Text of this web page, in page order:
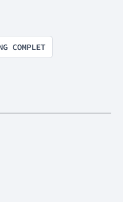
COMPLET